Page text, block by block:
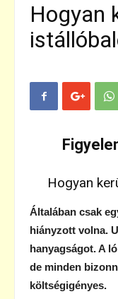
Hogyan
Hogyan
Általában csak
hiányzott volna.
hanyagságot. A
de minden
költségigényes.